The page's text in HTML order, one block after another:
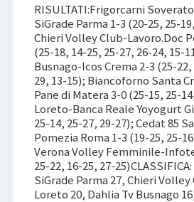
RISULTATI:Frigorcarni
SiGrade Parma 1-3 (20-25, 25-
Chieri Volley Club-Lavoro.Doc
(25-18, 14-25, 25-27, 26-24, 15-
Busnago-Icos Crema 2-3 (25-
29, 13-15); Biancoforno Santa
Pane di Matera 3-0 (25-15, 25-
Loreto-Banca Reale Yoyogurt
25-14, 25-27, 29-27); Cedat 85
Pomezia Roma 1-3 (19-25, 25-
Verona Volley Femminile-
25-22, 16-25, 27-
SiGrade Parma 27, Chieri
Loreto 20, Dahlia Tv Busnago